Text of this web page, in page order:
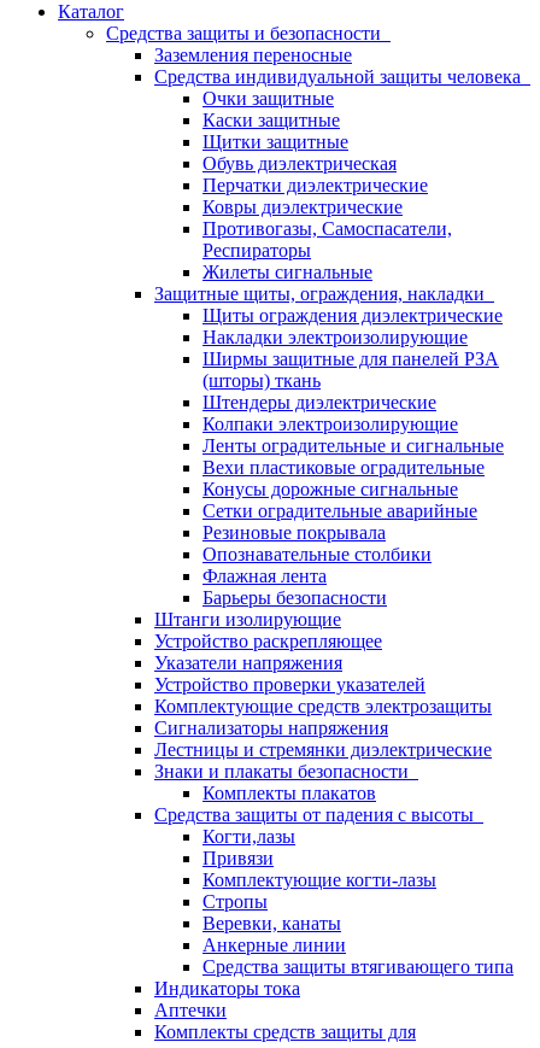
Каталог
Средства защиты и безопасности
Заземления переносные
Средства индивидуальной защиты человека
Очки защитные
Каски защитные
Щитки защитные
Обувь диэлектрическая
Перчатки диэлектрические
Ковры диэлектрические
Противогазы, Самоспасатели,
Респираторы
Жилеты сигнальные
Защитные щиты, ограждения, накладки
Щиты ограждения диэлектрические
Накладки электроизолирующие
Ширмы защитные для панелей РЗА
(шторы) ткань
Штендеры диэлектрические
Колпаки электроизолирующие
Ленты оградительные и сигнальные
Вехи пластиковые оградительные
Конусы дорожные сигнальные
Сетки оградительные аварийные
Резиновые покрывала
Опознавательные столбики
Флажная лента
Барьеры безопасности
Штанги изолирующие
Устройство раскрепляющее
Указатели напряжения
Устройство проверки указателей
Комплектующие средств электрозащиты
Сигнализаторы напряжения
Лестницы и стремянки диэлектрические
Знаки и плакаты безопасности
Комплекты плакатов
Средства защиты от падения с высоты
Когти,лазы
Привязи
Комплектующие когти-лазы
Стропы
Веревки, канаты
Анкерные линии
Средства защиты втягивающего типа
Индикаторы тока
Аптечки
Комплекты средств защиты для